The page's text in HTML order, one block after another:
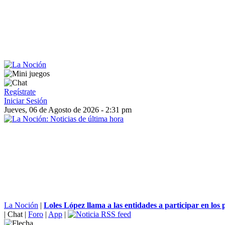
Regístrate
Iniciar Sesión
Jueves, 06 de Agosto de 2026 - 2:31 pm
La Noción | Loles López llama a las entidades a participar en los
| Chat | Foro | App |